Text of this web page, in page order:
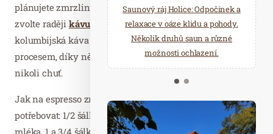
plánujete zmrzlinu servírovat celé rodině včetně dětí,
zvolte raději kávu bez kofeinu. Chutnat bude například
kolumbijská káva připravovaná švýcarským mokrým
procesem, díky němuž se ze zrn vymyje jen kofein –
nikoli chuť.
Jak na espresso zmrzlinu? Na šest porcí budete
potřebovat: 1/2 šálku espressa, 1 a 3/4 šálku plnotučného
mléka, 1 a 3/4 šálku smetany na šlehání, 1 šálek cukru
Saunový ráj Holice: Odpočinek a
relaxace v oáze klidu a pohody.
Několik druhů saun a různé
možnosti ochlazení.
Spa Hotel Děvín: Odpočiňte si od
starostí všedních dnů a přijeďte
načerpat novou energii do
Mariánských Lázní.